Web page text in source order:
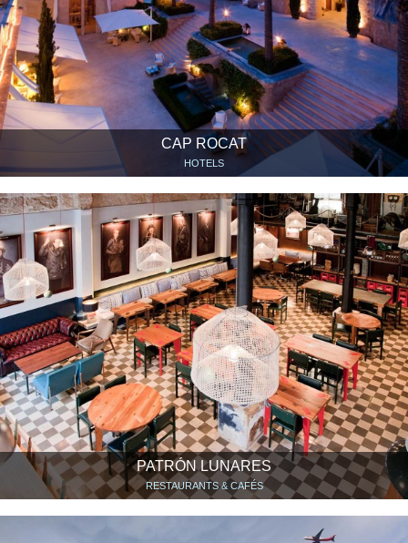
CAP ROCAT
HOTELS
PATRÓN LUNARES
RESTAURANTS & CAFÉS